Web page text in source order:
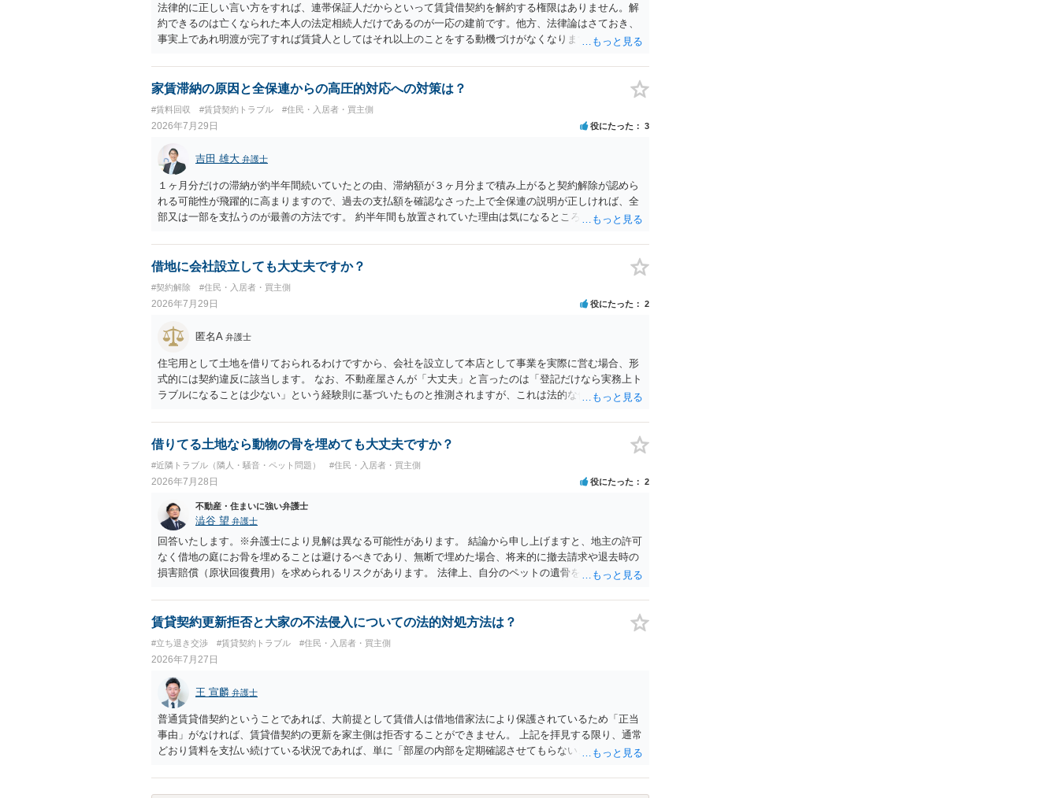
法律的に正しい言い方をすれば、連帯保証人だからといって賃貸借契約を解約する権限はありません。解
約できるのは亡くなられた本人の法定相続人だけであるのが一応の建前です。他方、法律論はさておき、
事実上であれ明渡が完了すれば賃貸人としてはそれ以上のことをする動機づけがなくなります。 今回進め
が良いと思います。またその方法で進めた方が、連帯保証人であるお知り合いさんにとっても、自身の経
済的負担を最小限に食い止められるため望ましいやり方だといえます。
家賃滞納の原因と全保連からの高圧的対応への対策は？
#賃料回収 #賃貸契約トラブル #住民・入居者・買主側
2026年7月29日 役にたった 3
吉田 雄大 弁護士
１ヶ月分だけの滞納が約半年間続いていたとの由、滞納額が３ヶ月分まで積み上がると契約解除が認めら
れる可能性が飛躍的に高まりますので、過去の支払額を確認なさった上で全保連の説明が正しければ、全
部又は一部を支払うのが最善の方法です。 約半年間も放置されていた理由は気になるところですが、中身
借地に会社設立しても大丈夫ですか？
#契約解除 #住民・入居者・買主側
2026年7月29日 役にたった 2
匿名A 弁護士
住宅用として土地を借りておられるわけですから、会社を設立して本店として事業を実際に営む場合、形
式的には契約違反に該当します。 なお、不動産屋さんが「大丈夫」と言ったのは「登記だけなら実務上ト
ラブルになることは少ない」という経験則に基づいたものと推測されますが、これは法的な保証ではあり
で、建物を事務所・店舗用に大きく改築する等までなさらない限り、リスクはそれほど大きくないかもし
れません。 しかしそれでも、大家さんが契約違反を口実に、将来の更新時に更新料の上乗せを要求した
借りてる土地なら動物の骨を埋めても大丈夫ですか？
#近隣トラブル（隣人・騒音・ペット問題） #住民・入居者・買主側
2026年7月28日 役にたった 2
不動産・住まいに強い弁護士
澁谷 望 弁護士
回答いたします。※弁護士により見解は異なる可能性があります。 結論から申し上げますと、地主の許可
なく借地の庭にお骨を埋めることは避けるべきであり、無断で埋めた場合、将来的に撤去請求や退去時の
損害賠償（原状回復費用）を求められるリスクがあります。 法律上、自分のペットの遺骨を埋める行為自
有者は質問者様であっても、土地の所有権はあくまで地主にあります。そのため、地主に無断でお骨を埋
める行為は、他人の所有権を侵害する行為や、借地人としての善管注意義務違反とみなされる可能性が高
直接埋めずに大きめの鉢植え等で供養する「プランター葬」や、ペット霊園等への納骨を検討されるのが
確実かと思います。
賃貸契約更新拒否と大家の不法侵入についての法的対処方法は？
#立ち退き交渉 #賃貸契約トラブル #住民・入居者・買主側
2026年7月27日
王 宣麟 弁護士
普通賃貸借契約ということであれば、大前提として賃借人は借地借家法により保護されているため「正当
事由」がなければ、賃貸借契約の更新を家主側は拒否することができません。 上記を拝見する限り、通常
どおり賃料を支払い続けている状況であれば、単に「部屋の内部を定期確認させてもらないこと」が直ち
渉の中で、一定の金銭をもらえれば退去には応じる旨交渉をしてみるのはいかがでしょうか。 過去に賃借